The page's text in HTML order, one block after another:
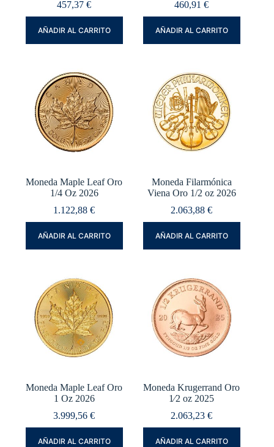
457,37€
AÑADIR AL CARRITO
460,91€
AÑADIR AL CARRITO
Moneda Maple Leaf Oro
1/4 Oz 2026
1.122,88€
AÑADIR AL CARRITO
Moneda Filarmónica
Viena Oro 1/2 oz 2026
2.063,88€
AÑADIR AL CARRITO
Moneda Maple Leaf Oro
1 Oz 2026
3.999,56€
AÑADIR AL CARRITO
Moneda Krugerrand Oro
1⁄2 oz 2025
2.063,23€
AÑADIR AL CARRITO